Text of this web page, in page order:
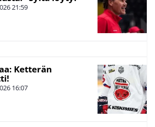
21:59
Ketterän
16:07